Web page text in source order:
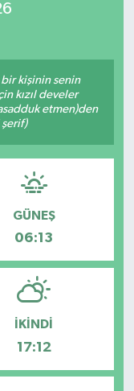
kişinin senin
kızıl develer
etmen)den
şerif)
GÜNEŞ
06:13
İKINDI
17:12